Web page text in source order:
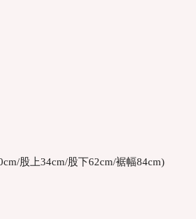
股上34cm/股下62cm/裾幅84cm)